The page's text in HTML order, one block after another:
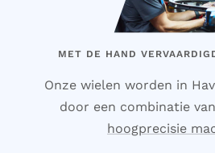
MET DE HAND
Onze wielen worden in
door een combinatie van
hoogprecisie